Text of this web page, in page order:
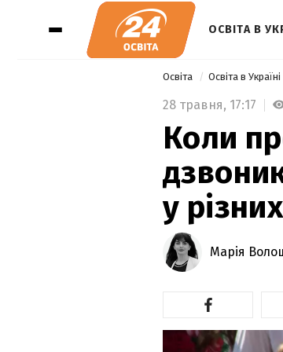
ОСВІТА В
Освіта Освіта в Україні
28 травня, 17:17
Коли
у
Марія